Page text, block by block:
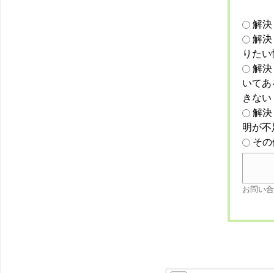
解
解
りた
解
いて
きない
解
明が
そ
お問い